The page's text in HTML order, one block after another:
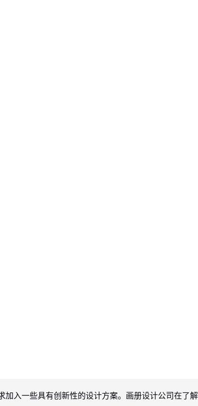
入一些具有创新性的设计方案。画册设计公司在了